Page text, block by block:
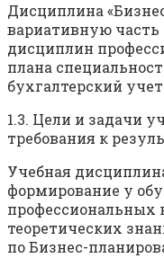
Дисциплина
вариативную
дисциплин
плана
бухгалтерский
1.3. Цели и задачи
требования к
Учебная
формирование у
профессиональных
теоретических
по Бизнес-